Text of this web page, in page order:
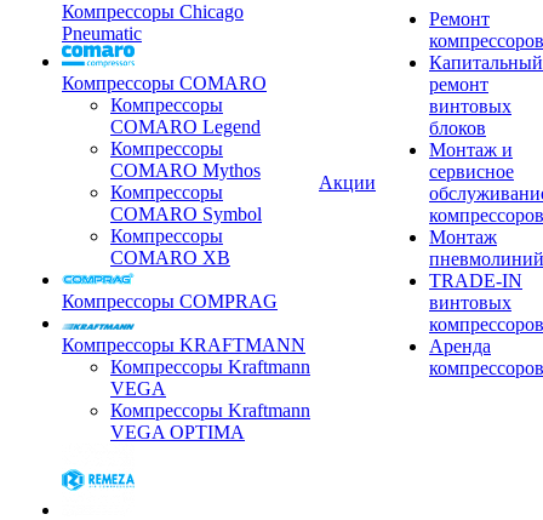
Компрессоры Chicago
Pneumatic
Компрессоры COMARO
Компрессоры
COMARO Legend
Компрессоры
COMARO Mythos
Компрессоры
COMARO Symbol
Компрессоры
COMARO XB
Компрессоры COMPRAG
Компрессоры KRAFTMANN
Компрессоры Kraftmann
VEGA
Компрессоры Kraftmann
VEGA OPTIMA
Акции
Ремонт
компрессоров
Капитальный
ремонт
винтовых
блоков
Монтаж и
сервисное
компрессоров
Монтаж
пневмолиний
TRADE-IN
винтовых
компрессоров
Аренда
компрессоров